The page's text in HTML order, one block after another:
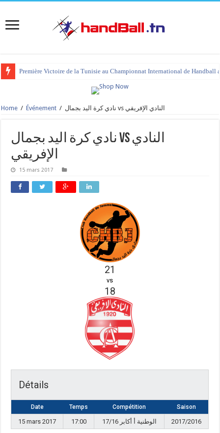
Première Victoire de la Tunisie au Championnat International de Handball
Home / Événement / نادي كرة اليد بجمال vs النادي الإفريقي
نادي كرة اليد بجمال vs النادي
الإفريقي
15 mars 2017
21
vs
18
Détails
Date Temps Compétition Saison
15 mars 2017 17:00 17/16 الوطنية أ أكابر 2017/2016